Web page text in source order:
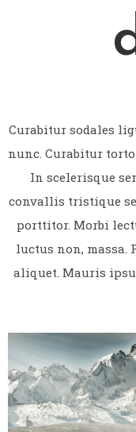
Curabitur sodales
nunc. Curabitur
In scelerisque
convallis tristique
porttitor. Morbi
luctus non,
aliquet. Mauris